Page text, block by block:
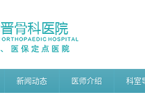
新闻动态 医师介绍 科室